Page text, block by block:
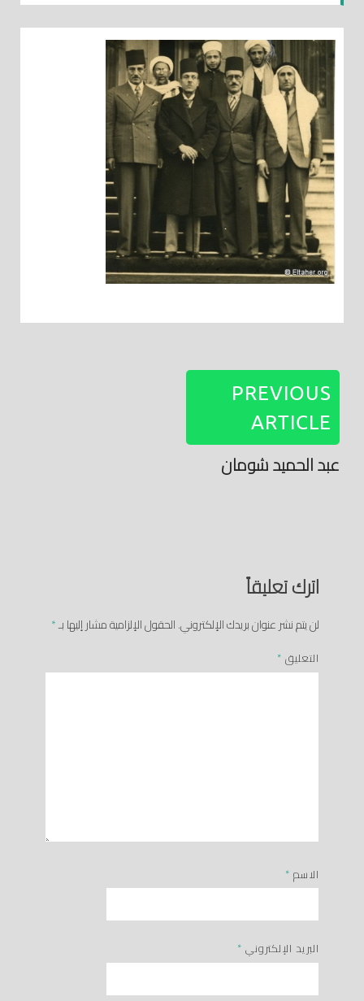
PREVIOUS
ARTICLE
عبد الحميد شومان
اترك تعليقاً
لن يتم نشر عنوان بريدك الإلكتروني.الحقول الإلزامية مشار إليها بـ*
التعليق *
الاسم *
البريد الإلكتروني *